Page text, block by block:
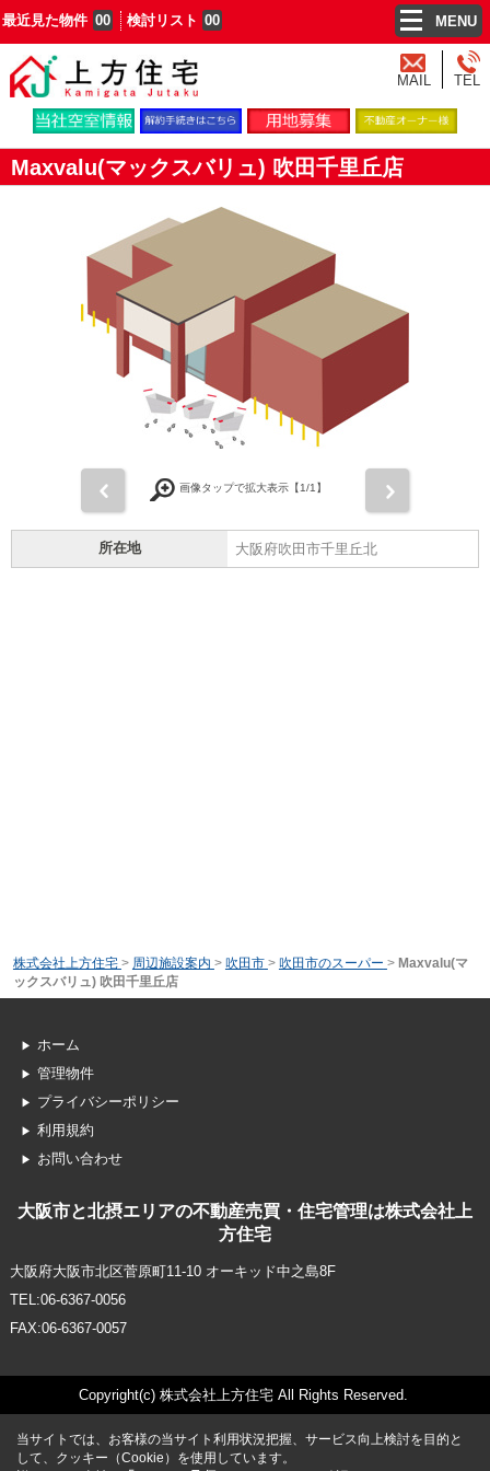
最近見た物件 00 検討リスト 00 MENU
MAIL TEL
Maxvalu(マックスバリュ) 吹田千里丘店
画像タップで拡大表示【1/1】
所在地 大阪府吹田市千里丘北
株式会社上方住宅 > 周辺施設案内 > 吹田市 > 吹田市のスーパー > Maxvalu(マ
ックスバリュ) 吹田千里丘店
ホーム
管理物件
プライバシーポリシー
利用規約
お問い合わせ
大阪市と北摂エリアの不動産売買・住宅管理は株式会社上
方住宅
大阪府大阪市北区菅原町11-10 オーキッド中之島8F
TEL:06-6367-0056
FAX:06-6367-0057
Copyright(c) 株式会社上方住宅 All Rights Reserved.
当サイトでは、お客様の当サイト利用状況把握、サービス向上検討を目的と
して、クッキー（Cookie）を使用しています。